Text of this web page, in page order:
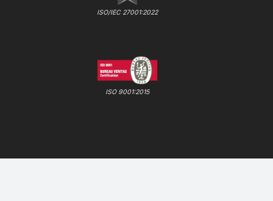
ISO/IEC 27001:2022
ISO 9001:2015